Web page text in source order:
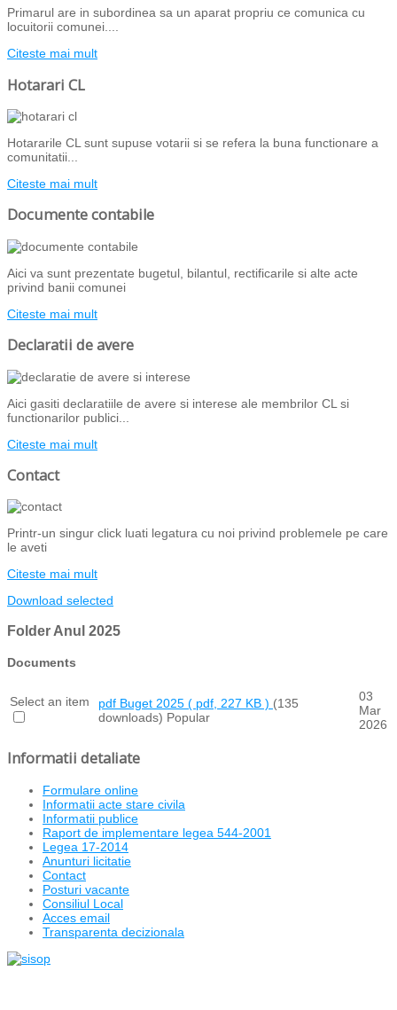
Primarul are in subordinea sa un aparat propriu ce comunica cu
locuitorii comunei....
Citeste mai mult
Hotarari CL
Hotararile CL sunt supuse votarii si se refera la buna functionare a
comunitatii...
Citeste mai mult
Documente contabile
Aici va sunt prezentate bugetul, bilantul, rectificarile si alte acte
privind banii comunei
Citeste mai mult
Declaratii de avere
Aici gasiti declaratiile de avere si interese ale membrilor CL si
functionarilor publici...
Citeste mai mult
Contact
Printr-un singur click luati legatura cu noi privind problemele pe care
le aveti
Citeste mai mult
Download selected
Folder Anul 2025
Documents
Select an item pdf Buget 2025 ( pdf, 227 KB ) (135
downloads) Popular
03
Mar
2026
Informatii detaliate
Formulare online
Informatii acte stare civila
Informatii publice
Raport de implementare legea 544-2001
Legea 17-2014
Anunturi licitatie
Contact
Posturi vacante
Consiliul Local
Acces email
Transparenta decizionala